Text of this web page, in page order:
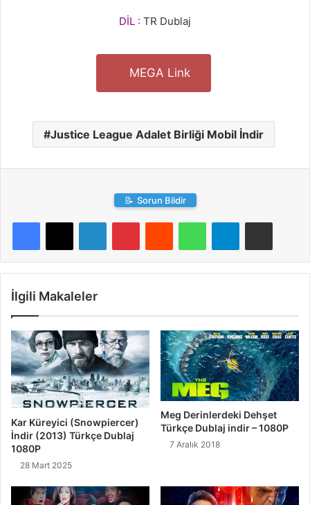
DİL : TR Dublaj
MEGA Link
Justice League Adalet Birliği Mobil İndir
📝 Sorun Bildir
LinkedInPinterestReddit WhatsAppTelegramE-Posta ile paylaş
İlgili Makaleler
Kar Küreyici (Snowpiercer)
İndir (2013) Türkçe Dublaj
1080P
28 Mart 2025
Meg Derinlerdeki Dehşet
Türkçe Dublaj indir – 1080P
7 Aralık 2018